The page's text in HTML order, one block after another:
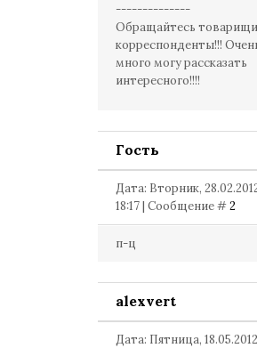
--------------
Обращайтесь товарищи
корреспонденты!!!
много могу рассказать
интересного!!!!
Гость
Дата: Вторник,
18:17 | Сообщение #2
п-ц
alexvert
Дата: Пятница,